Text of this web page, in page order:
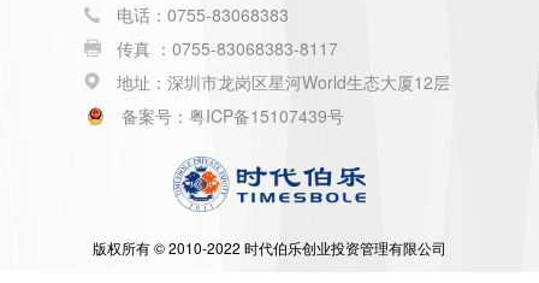
电话：0755-83068383
传真 ：0755-83068383-8117
地址：深圳市龙岗区星河World生态大厦12层
备案号：粤ICP备15107439号
版权所有 © 2010-2022 时代伯乐创业投资管理有限公司